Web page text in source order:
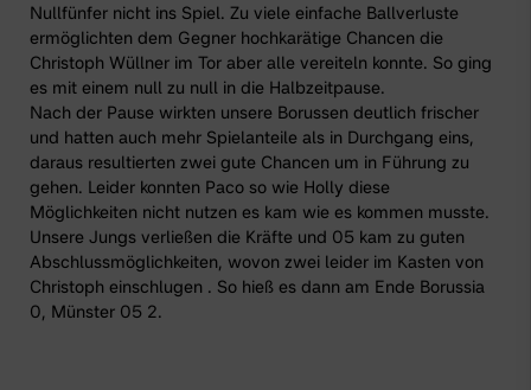
Nullfünfer nicht ins Spiel. Zu viele einfache Ballverluste
ermöglichten dem Gegner hochkarätige Chancen die
Christoph Wüllner im Tor aber alle vereiteln konnte. So ging
es mit einem null zu null in die Halbzeitpause.
Nach der Pause wirkten unsere Borussen deutlich frischer
und hatten auch mehr Spielanteile als in Durchgang eins,
daraus resultierten zwei gute Chancen um in Führung zu
gehen. Leider konnten Paco so wie Holly diese
Möglichkeiten nicht nutzen es kam wie es kommen musste.
Unsere Jungs verließen die Kräfte und 05 kam zu guten
Abschlussmöglichkeiten, wovon zwei leider im Kasten von
Christoph einschlugen . So hieß es dann am Ende Borussia
0, Münster 05 2.